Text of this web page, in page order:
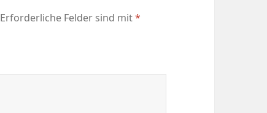
Erforderliche Felder sind mit*